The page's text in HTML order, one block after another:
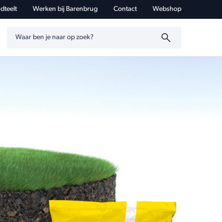
Werken bij Barenbrug Contact Webshop